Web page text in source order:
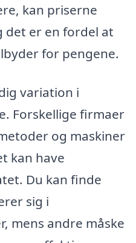
kan priserne
det er en fordel at
for pengene.
variation i
Forskellige firmaer
og maskiner
kan have
Du kan finde
sig i
mens andre måske